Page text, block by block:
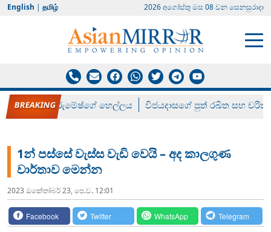
English | தமிழ் 2026 අගෝස්‍තු මස 08 වන සෙනසුරාදා
රන් ගෙනා රුමේෂ්ගේ හෙල්ලය විජයදාසගේ පුත් රඛිත සහ චරිත්
1න් පස්සේ වැස්ස වැඩි වෙයි – අද කාලගුණ
වාර්තාව මෙන්න
2023 ඔක්‍තෝබර් 23, පෙ.ව. 12:01
Facebook Twitter WhatsApp Telegram